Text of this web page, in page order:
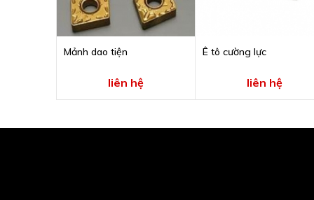
Mảnh dao tiện
liên hệ
Ê tô cường lực
liên hệ